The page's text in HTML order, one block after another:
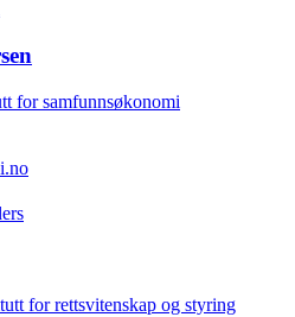
for samfunnsøkonomi
for rettsvitenskap og styring